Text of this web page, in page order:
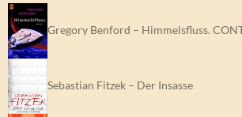
Gregory Benford – Himmelsfluss.
Sebastian Fitzek – Der Insasse